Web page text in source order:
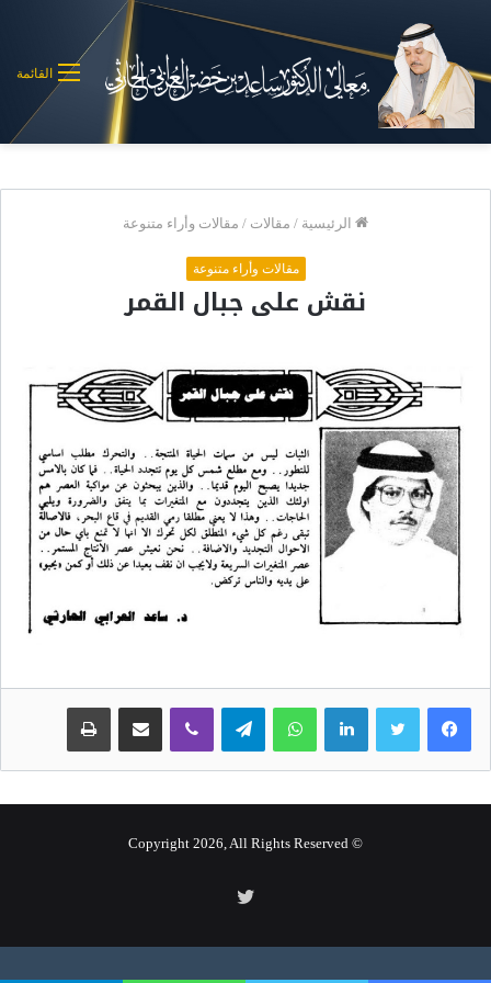
القائمة
الرئيسية / مقالات / مقالات وأراء متنوعة
مقالات وأراء متنوعة
نقش على جبال القمر
لينكدإن واتساب تيلقرام
© Copyright 2026, All Rights Reserved